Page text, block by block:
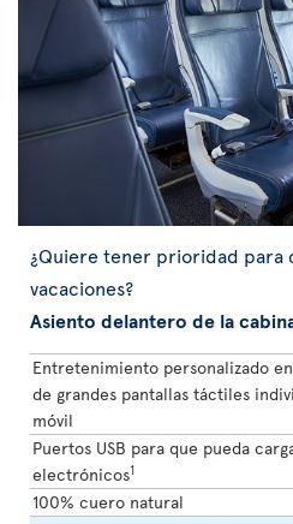
¿Quiere tener prioridad para
vacaciones?
Asiento delantero de la
Entretenimiento personalizado
de grandes pantallas táctiles
móvil
Puertos USB para que pueda
electrónicos1
100% cuero natural